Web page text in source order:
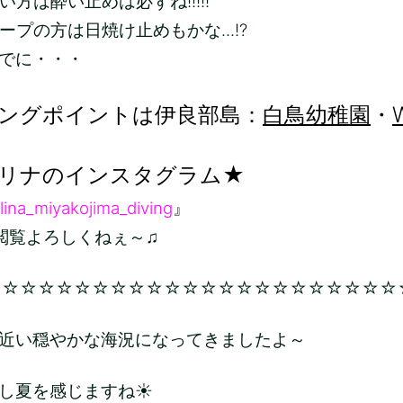
プの方は日焼け止めもかな...!?
に・・・
グポイントは伊良部島： 白鳥幼稚園 ・
ナのインスタグラム★
』
しくねぇ～♫
い穏やかな海況になってきましたよ～
夏を感じますね☀